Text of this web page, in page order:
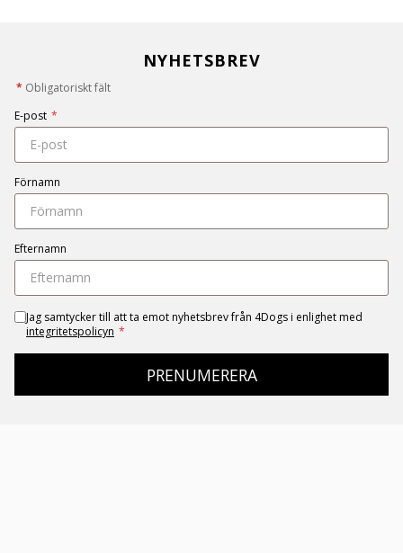
NYHETSBREV
* Obligatoriskt fält
E-post *
Förnamn
Efternamn
Jag samtycker till att ta emot nyhetsbrev från 4Dogs i enlighet med
integritetspolicyn *
PRENUMERERA